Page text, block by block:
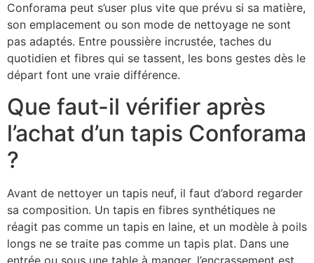
Conforama peut s’user plus vite que prévu si sa matière,
son emplacement ou son mode de nettoyage ne sont
pas adaptés. Entre poussière incrustée, taches du
quotidien et fibres qui se tassent, les bons gestes dès le
départ font une vraie différence.
Que faut-il vérifier après
l’achat d’un tapis Conforama
?
Avant de nettoyer un tapis neuf, il faut d’abord regarder
sa composition. Un tapis en fibres synthétiques ne
réagit pas comme un tapis en laine, et un modèle à poils
longs ne se traite pas comme un tapis plat. Dans une
entrée ou sous une table à manger, l’encrassement est